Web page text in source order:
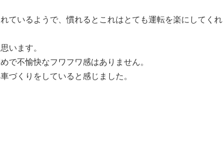
ているようで、慣れるとこれはとても運転を楽にしてくれ
います。
で不愉快なフワフワ感はありません。
づくりをしていると感じました。